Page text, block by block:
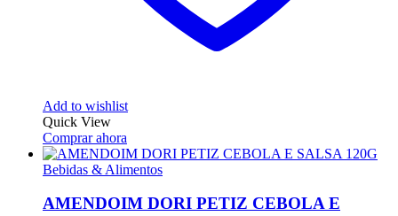
Add to wishlist
Quick View
Comprar ahora
Bebidas & Alimentos
AMENDOIM DORI PETIZ CEBOLA E